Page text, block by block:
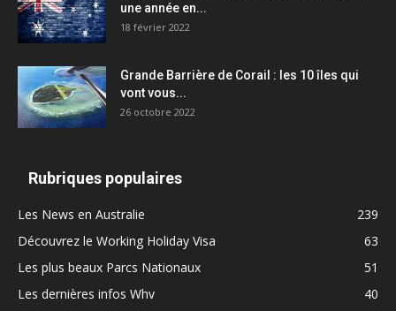
une année en...
18 février 2022
Grande Barrière de Corail : les 10 îles qui
vont vous...
26 octobre 2022
Rubriques populaires
Les News en Australie
239
Découvrez le Working Holiday Visa
63
Les plus beaux Parcs Nationaux
51
Les dernières infos Whv
40